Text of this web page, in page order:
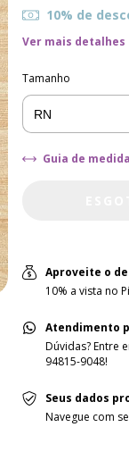
10% de
Ver mais detalhes
Tamanho
Guia de
Aproveite o
10% a vista no
Atendimento
Dúvidas? Entre
94815-9048!
Seus dados
Navegue com